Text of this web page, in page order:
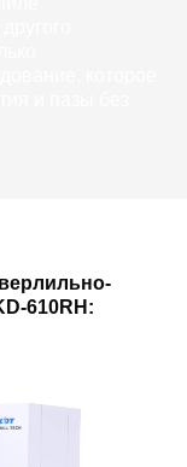
610RH: